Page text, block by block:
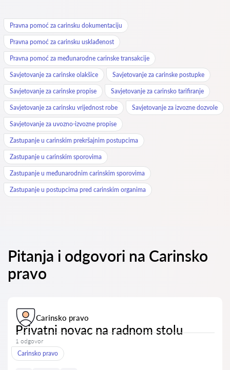
Pravna pomoć za carinsku dokumentaciju
Pravna pomoć za carinsku usklađenost
Pravna pomoć za međunarodne carinske transakcije
Savjetovanje za carinske olakšice Savjetovanje za carinske postupke
Savjetovanje za carinske propise Savjetovanje za carinsko tarifiranje
Savjetovanje za carinsku vrijednost robe Savjetovanje za izvozne dozvole
Savjetovanje za uvozno-izvozne propise
Zastupanje u carinskim prekršajnim postupcima
Zastupanje u carinskim sporovima
Zastupanje u međunarodnim carinskim sporovima
Zastupanje u postupcima pred carinskim organima
Pitanja i odgovori na Carinsko
pravo
Carinsko pravo
Privatni novac na radnom stolu
1 odgovor
Carinsko pravo